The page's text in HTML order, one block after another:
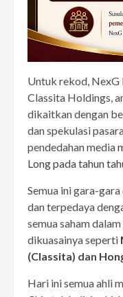
Untuk rekod, NexG
Classita Holdings,
dikaitkan dengan
dan spekulasi
pendedahan media
Long pada tahun
Semua ini gara-
dan terpedaya
semua saham
dikuasainya seperti
(Classita) dan
Hari ini semua ahli